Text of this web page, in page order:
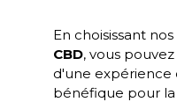
En choisissant
CBD, vous
d'une
bénéfique pour